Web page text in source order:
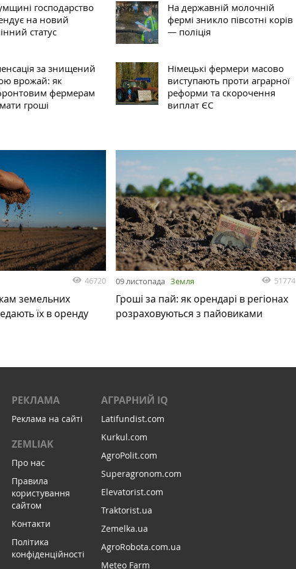
господарство
на новий
статус
На державній молочній
фермі зникло півсотні корів
— поліція
за знищений
врожай: як
фермерам
гроші
Німецькі фермери масово
виступають проти аграрної
реформи та скорочення
виплат ЄС
46720
земельних
їх в оренду
09 листопада Земля 51774
Гроші за пай: як орендарі в регіонах
розраховуються з пайовиками
РЕКЛАМА
Реклама на сайті
ZEMLIAK
Про нас
Правила
користування
сайтом
Контакти
Політика
конфіденційності
АГРАРНИЙ IQ
Latifundist.com
Kurkul.com
AgroPolit.com
Superagronom.com
Elevatorist.com
Traktorist.ua
Zemelka.ua
AgroRobota.com.ua
Meteo Farm